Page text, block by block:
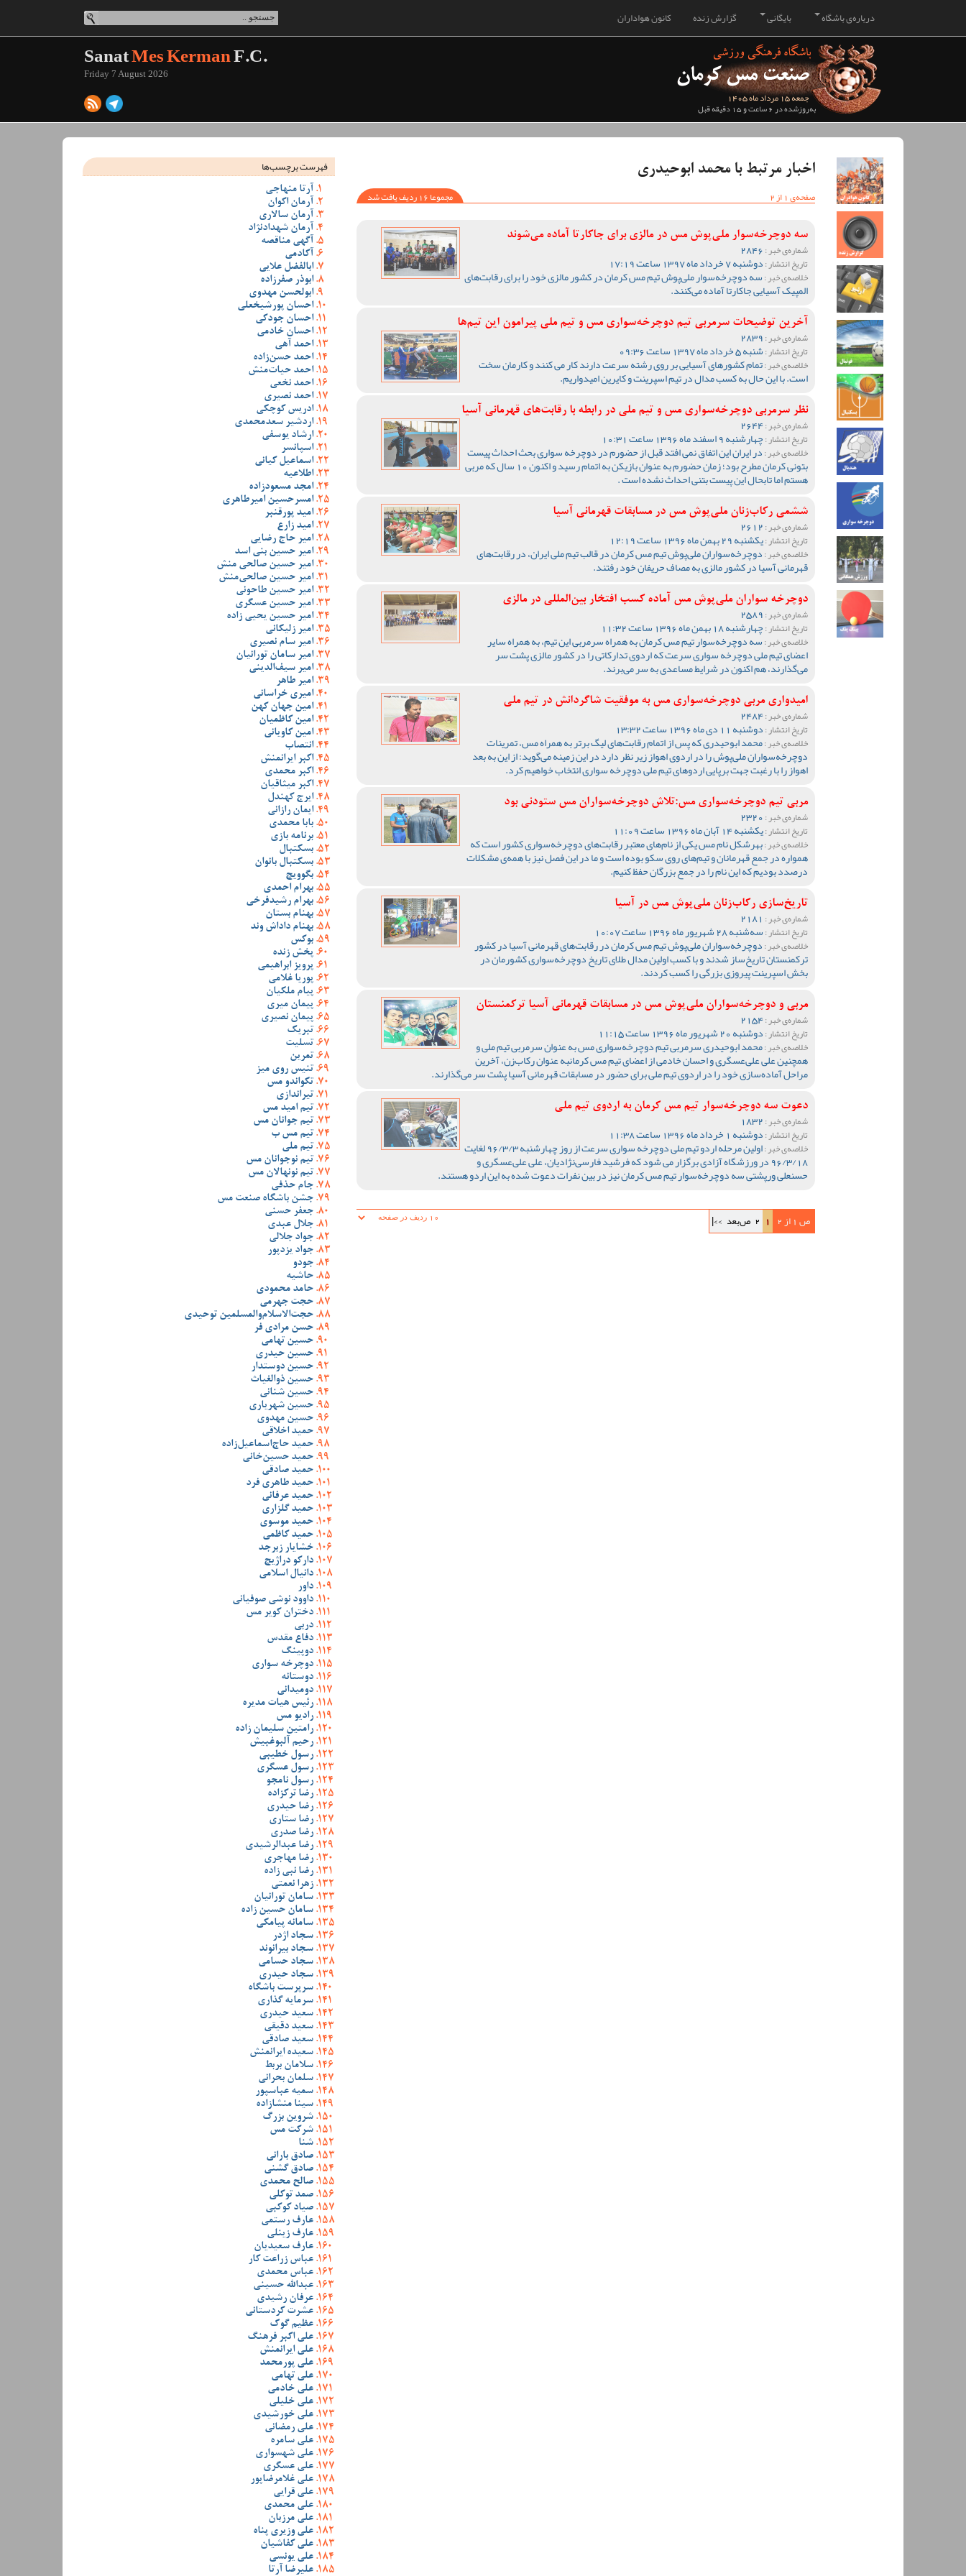
کانون هواداران گزارش زنده بایگانی درباره‌ی باشگاه
جمعه 15 مرداد ماه 1405
به‌روزشده در 6 ساعت و 15 دقیقه قبل
SanatMes KermanF.C.
Friday 7 August 2026
اخبار مرتبط با محمد ابوحیدری
صفحه‌ی 1 از 2
مجموعا 16 ردیف یافت شد
سه دوچرخه‌سوار ملی‌پوش مس در مالزی برای جاکارتا آماده می‌شوند
شماره‌ی خبر :
تاریخ انتشار :دوشنبه 7 خرداد ماه 1397 ساعت 17:19
خلاصه‌ی خبر :سه دوچرخه‌سوار ملی‌پوش تیم مس کرمان در کشور مالزی خود را برای رقابت‌های
المپیک آسیایی جاکارتا آماده می‌کنند.
آخرین توضیحات سرمربی تیم دوچرخه‌سواری مس و تیم‌ ملی پیرامون این تیم‌ها
شماره‌ی خبر :
تاریخ انتشار :شنبه 5 خرداد ماه 1397 ساعت 09:36
خلاصه‌ی خبر :تمام کشورهای آسیایی بر روی رشته سرعت دارند کار می کنند و کارمان سخت
است. با این حال به کسب مدال در تیم اسپرینت و کایرین امیدواریم.
نظر سرمربی دوچرخه‌سواری مس و تیم ملی در رابطه با رقابت‌های قهرمانی آسیا
شماره‌ی خبر :2644
تاریخ انتشار :چهارشنبه 9 اسفند ماه 1396 ساعت 10:31
خلاصه‌ی خبر :در ایران این اتفاق نمی افتد قبل از حضورم در دوچرخه سواری بحث احداث پیست
بتونی کرمان مطرح بود؛ زمان حضورم به عنوان بازیکن به اتمام رسید و اکنون 10 سال که مربی
هستم اما تابحال این پیست بتنی احداث نشده است .
ششمی رکاب‌زنان ملی‌پوش مس در مسابقات قهرمانی آسیا
شماره‌ی خبر :
تاریخ انتشار :یکشنبه 29 بهمن ماه 1396 ساعت 12:19
خلاصه‌ی خبر :دوچرخه‌سواران ملی‌پوش تیم مس کرمان در قالب تیم ملی ایران، در رقابت‌های
قهرمانی آسیا در کشور مالزی به مصاف حریفان خود رفتند.
دوچرخه سواران ملی‌پوش مس آماده کسب افتخار بین‌‌المللی در مالزی
شماره‌ی خبر :
تاریخ انتشار :چهارشنبه 18 بهمن ماه 1396 ساعت 11:32
خلاصه‌ی خبر :سه دوچرخه‌سوار تیم مس کرمان به همراه سرمربی این تیم، به همراه سایر
اعضای تیم ملی دوچرخه سواری سرعت که اردوی تدارکاتی را در کشور مالزی پشت سر
می‌گذارند، هم اکنون در شرایط مساعدی به سر می‌برند.
امیدواری مربی دوچرخه‌سواری مس به موفقیت شاگردانش در تیم ملی
شماره‌ی خبر :2484
تاریخ انتشار :دوشنبه 11 دی ماه 1396 ساعت 13:32
خلاصه‌ی خبر :محمد ابوحیدری که پس از اتمام رقابت‌های لیگ برتر به همراه مس، تمرینات
دوچرخه‌سواران ملی‌پوش را در اردوی اهواز زیر نظر دارد در این زمینه می‌گوید: از این به بعد
اهواز را با رغبت جهت برپایی اردوهای تیم ملی دوچرخه سواری انتخاب خواهیم کرد.
مربی تیم دوچرخه‌سواری مس:تلاش دوچرخه‌سواران مس ستودنی بود
شماره‌ی خبر :
تاریخ انتشار :یکشنبه 14 آبان ماه 1396 ساعت 11:09
خلاصه‌ی خبر :بهرشکل نام مس یکی از نام‌های معتبر رقابت‌های دوچرخه‌سواری کشور است که
همواره در جمع قهرمانان و تیم‌های روی سکو بوده است و ما در این فصل نیز با همه‌ی مشکلات
درصدد بودیم که این نام را در جمع بزرگان حفظ کنیم.
تاریخ‌سازی رکاب‌زنان ملی‌پوش مس در آسیا
شماره‌ی خبر :
تاریخ انتشار :سه‌شنبه 28 شهریور ماه 1396 ساعت 10:07
خلاصه‌ی خبر :دوچرخه‌سواران ملی‌پوش تیم مس کرمان در رقابت‌های قهرمانی آسیا در کشور
ترکمنستان تاریخ‌ساز شدند و با کسب اولین مدال طلای تاریخ دوچرخه‌سواری کشورمان در
بخش اسپرینت پیروزی بزرگی را کسب کردند.
مربی و دوچرخه‌سواران ملی‌پوش مس در مسابقات قهرمانی آسیا ترکمنستان
شماره‌ی خبر :2154
تاریخ انتشار :دوشنبه 20 شهریور ماه 1396 ساعت 11:15
خلاصه‌ی خبر :محمد ابوحیدری سرمربی تیم دوچرخه‌سواری مس به عنوان سرمربی تیم ملی و
همچنین علی علی‌عسگری و احسان خادمی از اعضای تیم مس کرمانبه عنوان رکاب‌زن، آخرین
مراحل آماده‌سازی خود را در اردوی تیم ملی برای حضور در مسابقات قهرمانی آسیا پشت سر می‌گذارند.
دعوت سه دوچرخه‌سوار تیم مس کرمان به اردوی تیم ملی
شماره‌ی خبر :
تاریخ انتشار :دوشنبه 1 خرداد ماه 1396 ساعت 11:38
خلاصه‌ی خبر : اولین مرحله اردو تیم ملی دوچرخه سواری سرعت از روز چهارشنبه 96/3/3 لغایت
96/3/18 در ورزشگاه آزادی برگزار می شود که فرشید فارسی‌نژادیان، علی علی‌عسگری و
حسنعلی ورپشتی سه دوچرخه‌سوار تیم مس کرمان نیز در بین نفرات دعوت شده به این اردو هستند.
ص 1 از 2 1
2 ص‌بعد >>|
فهرست برچسب‌ها
آرتا منهاجی
آرمان اکوان
آرمان سالاری
آرمان شهدادنژاد
آگهی مناقصه
آکادمی
ابالفضل علایی
ابوذر صفرزاده
ابولحسن مهدوی
احسان پورشیخعلی
احسان جودکی
احسان خادمی
احمد آهی
احمد حسن‌زاده
احمد حیات‌منش
احمد نخعی
احمد نصیری
ادریس کوچکی
اردشیر سعدمحمدی
ارشاد یوسفی
اسپانسر
اسماعیل کیانی
اطلاعیه
امجد مسعودزاده
امسرحسین امیرطاهری
امید پورقنبر
امید زارع
امیر حاج رضایی
امیر حسین بنی اسد
امیر حسین صالحی منش
امیر حسین صالحی‌منش
امیر حسین طاحونی
امیر حسین عسگری
امیر حسین یحیی زاده
امیر زلیکانی
امیر سام نصیری
امیر سامان تورانیان
امیر سیف‌الدینی
امیر طاهر
امیری خراسانی
امین جهان کهن
امین کاظمیان
امین کاویانی
انتصاب
اکبر ایرانمنش
اکبر محمدی
اکبر میثاقیان
ایرج کهندل
ایمان رازانی
بابا محمدی
برنامه بازی
بسکتبال
بسکتبال بانوان
بگوویچ
بهرام احمدی
بهرام رشیدفرخی
بهنام بستان
بهنام داداش وند
بوکس
پخش زنده
پرویز ابراهیمی
پوریا غلامی
پیام ملکیان
پیمان میری
پیمان نصیری
تبریک
تسلیت
تمرین
تنیس روی میز
تکواندو مس
تیراندازی
تیم امید مس
تیم جوانان مس
تیم مس ب
تیم ملی
تیم نوجوانان مس
تیم نونهالان مس
جام حذفی
جشن باشگاه صنعت مس
جعفر حسنی
جلال عبدی
جواد جلالی
جواد یزدپور
جودو
حاشیه
حامد محمودی
حجت جهرمی
حجت‌الاسلام‌والمسلمین توحیدی
حسن مرادی فر
حسین تهامی
حسین حیدری
حسین دوستدار
حسین ذوالغیاث
حسین شنانی
حسین شهریاری
حسین مهدوی
حمید اخلاقی
حمید حاج‌اسماعیل‌زاده
حمید حسین‌خانی
حمید صادقی
حمید طاهری فرد
حمید عرفانی
حمید گلزاری
حمید موسوی
حمید کاظمی
خشایار زبرجد
دارکو دراژیچ
دانیال اسلامی
داور
داوود نوشی صوفیانی
دختران کویر مس
دربی
دفاع مقدس
دوپینگ
دوچرخه سواری
دوستانه
دومیدانی
رئیس هیات مدیره
رادیو مس
رامتین سلیمان زاده
رحیم آلبوغبیش
رسول خطیبی
رسول عسگری
رسول نامجو
رضا ترکزاده
رضا حیدری
رضا ستاری
رضا صدری
رضا عبدالرشیدی
رضا مهاجری
رضا نبی زاده
زهرا نعمتی
سامان تورانیان
سامان حسین زاده
سامانه پیامکی
سجاد اژدر
سجاد بیرانوند
سجاد حسامی
سجاد حیدری
سرپرست باشگاه
سرمایه گذاری
سعید حیدری
سعید دقیقی
سعید صادقی
سعیده ایرانمنش
سلامان بربط
سلمان بحرانی
سمیه عباسپور
سینا منشازاده
شروین بزرگ
شرکت مس
شنا
صادق بارانی
صادق گشنی
صالح محمدی
صمد توکلی
صیاد کوکبی
عارف رستمی
عارف زینلی
عارف سعیدیان
عباس زراعت کار
عباس محمدی
عبدالله حسینی
عرفان رشیدی
عشرت کردستانی
عظیم گوک
علی اکبر فرهنگ
علی ایرانمنش
علی پورمحمد
علی تهامی
علی خادمی
علی خلیلی
علی خورشیدی
علی رمضانی
علی سامره
علی شهسواری
علی عسگری
علی غلامرضاپور
علی قرایی
علی محمدی
علی مرزبان
علی وزیری پناه
علی کفاشیان
علی یونسی
علیرضا آرتا